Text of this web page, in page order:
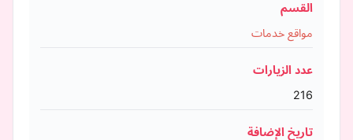
القسم
مواقع خدمات
عدد الزيارات
216
تاريخ الإضافة